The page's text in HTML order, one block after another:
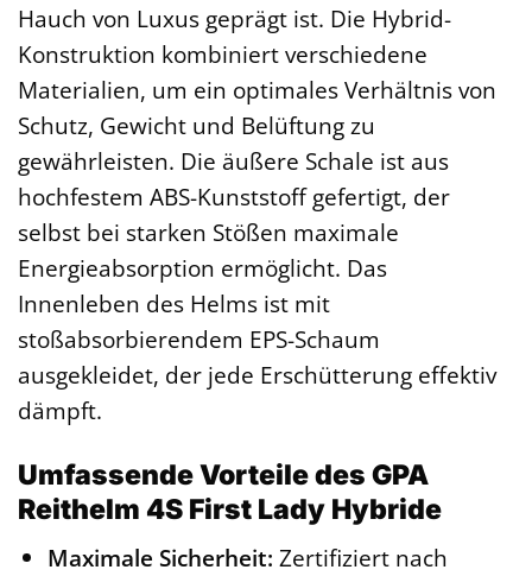
Hauch von Luxus geprägt ist. Die Hybrid-
Konstruktion kombiniert verschiedene
Materialien, um ein optimales Verhältnis von
Schutz, Gewicht und Belüftung zu
gewährleisten. Die äußere Schale ist aus
hochfestem ABS-Kunststoff gefertigt, der
selbst bei starken Stößen maximale
Energieabsorption ermöglicht. Das
Innenleben des Helms ist mit
stoßabsorbierendem EPS-Schaum
ausgekleidet, der jede Erschütterung effektiv
dämpft.
Umfassende Vorteile des GPA
Reithelm 4S First Lady Hybride
Maximale Sicherheit: Zertifiziert nach